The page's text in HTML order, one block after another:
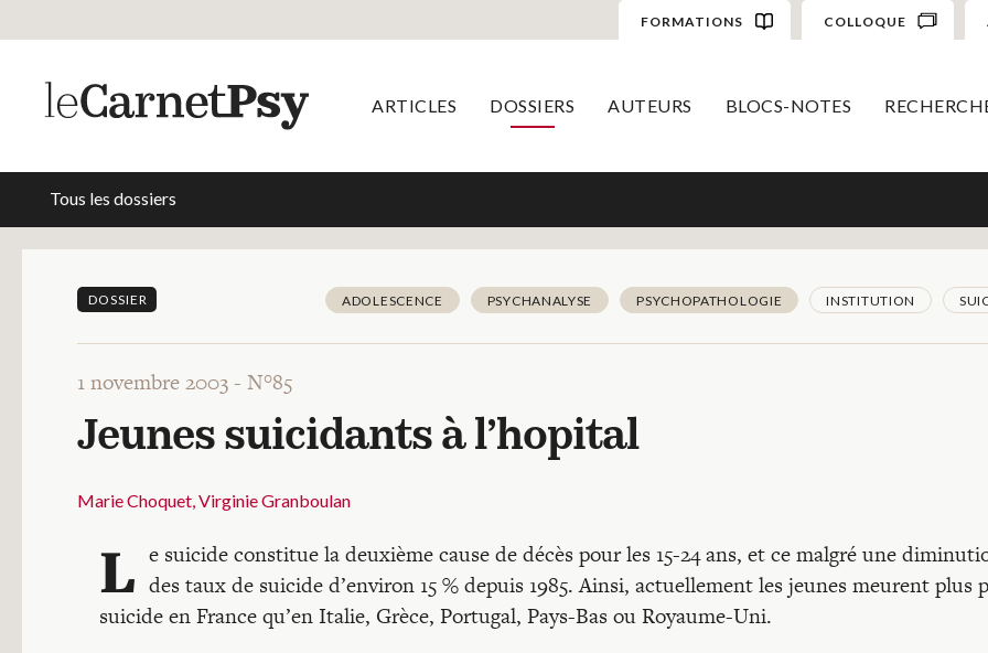
FORMATIONS COLLOQUE
ARTICLES DOSSIERS AUTEURS BLOCS-NOTES
Tous les dossiers
DOSSIER ADOLESCENCE PSYCHANALYSE PSYCHOPATHOLOGIE INSTITUTION
1 novembre 2003 - N°85
Jeunes suicidants à l’hopital
Marie Choquet Virginie Granboulan
L e suicide constitue la deuxième cause de décès pour les 15-24 ans, et ce malgré une
des taux de suicide d’environ 15 % depuis 1985. Ainsi, actuellement les jeunes meurent plus
suicide en France qu’en Italie, Grèce, Portugal, Pays-Bas ou Royaume-Uni.